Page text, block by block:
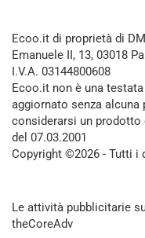
Ecoo.it di proprietà di
Emanuele II, 13, 03018
I.V.A. 03144800608
Ecoo.it non è una
aggiornato senza
considerarsi un prodotto
del 07.03.2001
Copyright ©2026 - Tutti i
Le attività pubblicitarie
theCoreAdv